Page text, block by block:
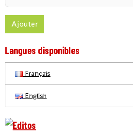
Ajouter
Langues disponibles
Français
English